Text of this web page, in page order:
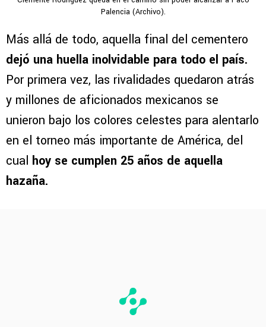
Palencia (Archivo).
Más allá de todo, aquella final del cementero
dejó una huella inolvidable para todo el país.
Por primera vez, las rivalidades quedaron atrás
y millones de aficionados mexicanos se
unieron bajo los colores celestes para alentarlo
en el torneo más importante de América, del
cual hoy se cumplen 25 años de aquella
hazaña.